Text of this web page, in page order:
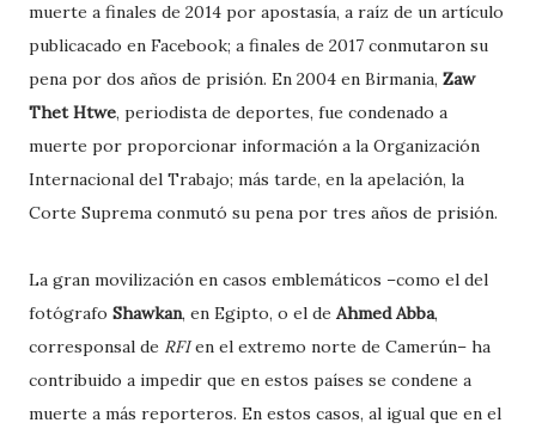
muerte a finales de 2014 por apostasía, a raíz de un artículo
publicacado en Facebook; a finales de 2017 conmutaron su
pena por dos años de prisión. En 2004 en Birmania, Zaw
Thet Htwe, periodista de deportes, fue condenado a
muerte por proporcionar información a la Organización
Internacional del Trabajo; más tarde, en la apelación, la
Corte Suprema conmutó su pena por tres años de prisión.
La gran movilización en casos emblemáticos –como el del
fotógrafo Shawkan, en Egipto, o el de Ahmed Abba,
corresponsal de RFIen el extremo norte de Camerún– ha
contribuido a impedir que en estos países se condene a
muerte a más reporteros. En estos casos, al igual que en el